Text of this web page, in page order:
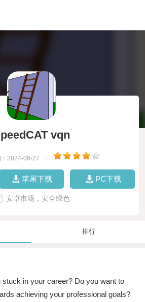
vqn
：2024-06-27
苹果下载 PC下载
安卓市场，安全绿色
排行
stuck in your career? Do you want to
achieving your professional goals?